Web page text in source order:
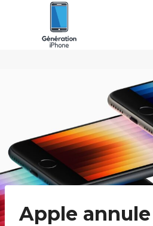
Apple